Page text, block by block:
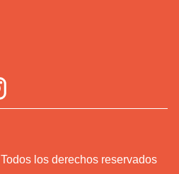
Todos los derechos reservados